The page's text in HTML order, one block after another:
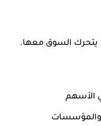
يتحرك السوق معها.
الأسهم
والمؤسسات